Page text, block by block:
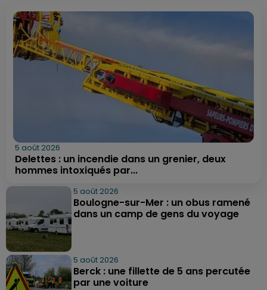
5 août 2026
Delettes : un incendie dans un grenier, deux
hommes intoxiqués par...
5 août 2026
Boulogne-sur-Mer : un obus ramené
dans un camp de gens du voyage
5 août 2026
Berck : une fillette de 5 ans percutée
par une voiture